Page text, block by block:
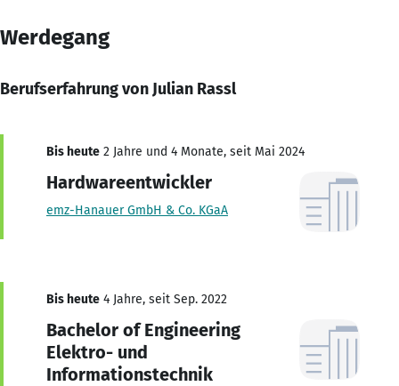
Werdegang
Berufserfahrung von Julian Rassl
Bis heute 2 Jahre und 4 Monate, seit Mai 2024
Hardwareentwickler
emz-Hanauer GmbH & Co. KGaA
Bis heute 4 Jahre, seit Sep. 2022
Bachelor of Engineering
Elektro- und
Informationstechnik